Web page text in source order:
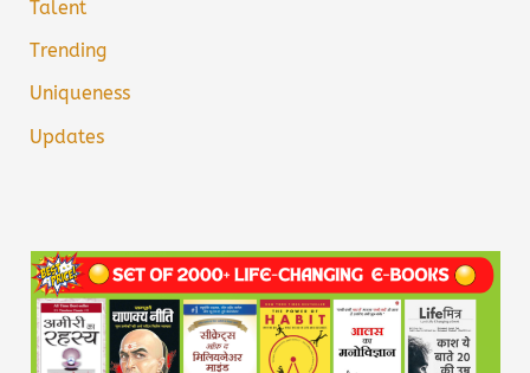
Talent
Trending
Uniqueness
Updates